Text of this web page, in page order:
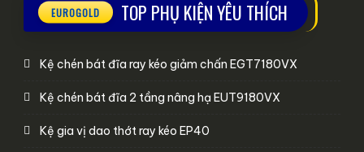
TOP PHỤ KIỆN YÊU THÍCH
Kệ chén bát đĩa ray kéo giảm chấn EGT7180VX
Kệ chén bát đĩa 2 tầng nâng hạ EUT9180VX
Kệ gia vị dao thớt ray kéo EP40